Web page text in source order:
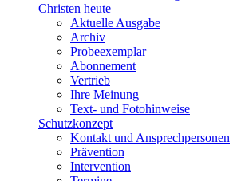
Christen heute
Aktuelle Ausgabe
Archiv
Probeexemplar
Abonnement
Vertrieb
Ihre Meinung
Text- und Fotohinweise
Schutzkonzept
Kontakt und Ansprechpersonen
Prävention
Intervention